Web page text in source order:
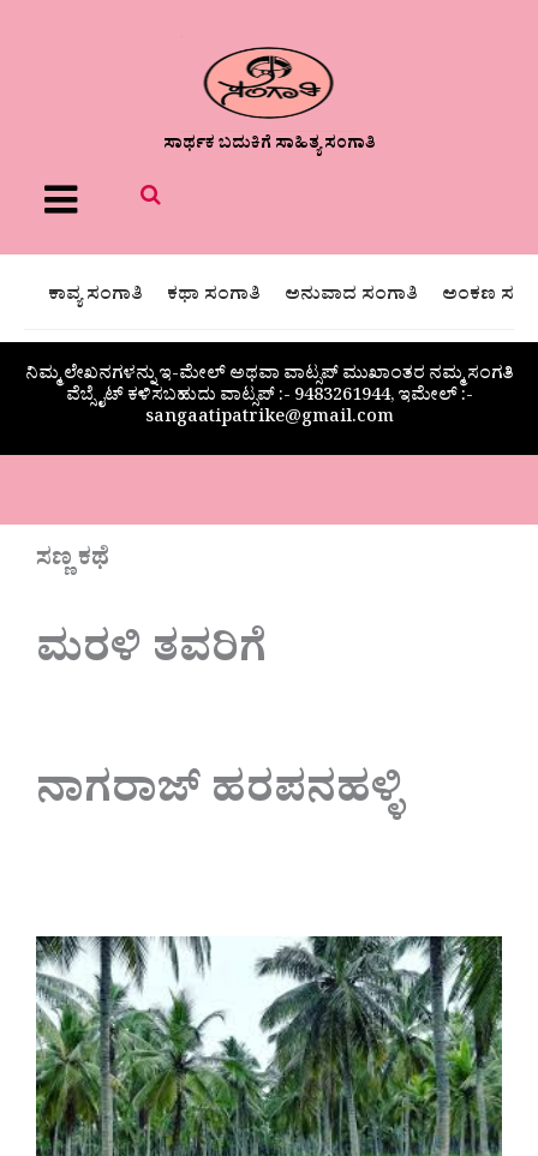
ಸಾರ್ಥಕ ಬದುಕಿಗೆ ಸಾಹಿತ್ಯ ಸಂಗಾತಿ
Menu
ಕಾವ್ಯ ಸಂಗಾತಿ ಕಥಾ ಸಂಗಾತಿ ಅನುವಾದ ಸಂಗಾತಿ ಅಂಕಣ
ನಿಮ್ಮ ಲೇಖನಗಳನ್ನು ಇ-ಮೇಲ್ ಅಥವಾ ವಾಟ್ಸಪ್ ಮುಖಾಂತರ ನಮ್ಮ ಸಂಗತಿ
ವೆಬ್ಸೈಟ್ ಕಳಿಸಬಹುದು ವಾಟ್ಸಪ್‌ :- 9483261944, ಇಮೇಲ್ :-
sangaatipatrike@gmail.com
ಸಣ್ಣ ಕಥೆ
ಮರಳಿ ತವರಿಗೆ
ನಾಗರಾಜ್ ಹರಪನಹಳ್ಳಿ